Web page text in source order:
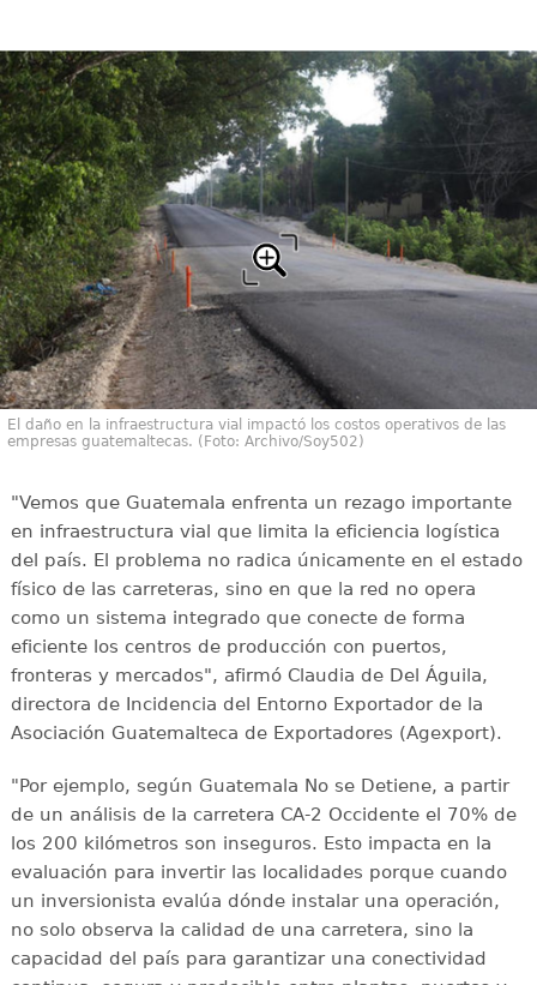
El daño en la infraestructura vial impactó los costos operativos de las
empresas guatemaltecas. (Foto: Archivo/Soy502)
"Vemos que Guatemala enfrenta un rezago importante
en infraestructura vial que limita la eficiencia logística
del país. El problema no radica únicamente en el estado
físico de las carreteras, sino en que la red no opera
como un sistema integrado que conecte de forma
eficiente los centros de producción con puertos,
fronteras y mercados", afirmó Claudia de Del Águila,
directora de Incidencia del Entorno Exportador de la
Asociación Guatemalteca de Exportadores (Agexport).
"Por ejemplo, según Guatemala No se Detiene, a partir
de un análisis de la carretera CA-2 Occidente el 70% de
los 200 kilómetros son inseguros. Esto impacta en la
evaluación para invertir las localidades porque cuando
un inversionista evalúa dónde instalar una operación,
no solo observa la calidad de una carretera, sino la
capacidad del país para garantizar una conectividad